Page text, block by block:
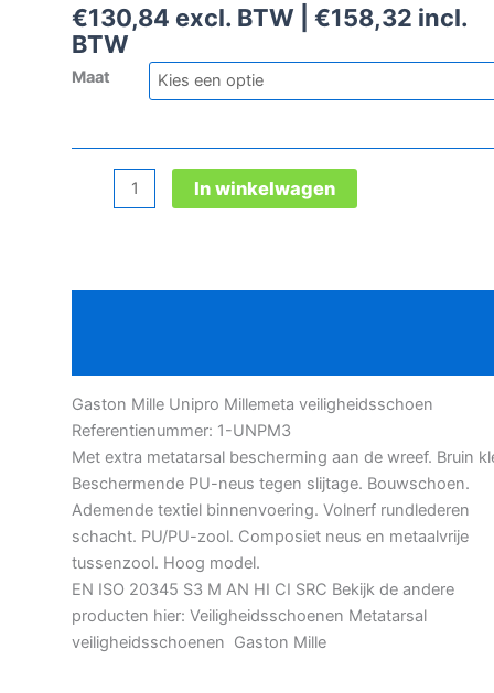
€130,84 excl. BTW | €158,32 incl.
BTW
Maat
veiligheidsschoen
In winkelwagen
Gaston Mille Unipro Millemeta veiligheidsschoen
Referentienummer: 1-UNPM3
Met extra metatarsal bescherming aan de wreef. Bruin
Beschermende PU-neus tegen slijtage. Bouwschoen.
Ademende textiel binnenvoering. Volnerf rundlederen
schacht. PU/PU-zool. Composiet neus en metaalvrije
tussenzool. Hoog model.
EN ISO 20345 S3 M AN HI CI SRC Bekijk de andere
producten hier: Veiligheidsschoenen Metatarsal
veiligheidsschoenen Gaston Mille